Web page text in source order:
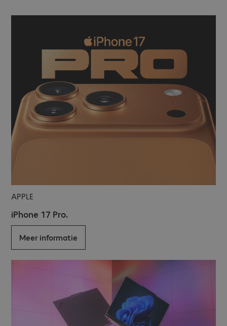
APPLE
iPhone 17 Pro.
Meer informatie